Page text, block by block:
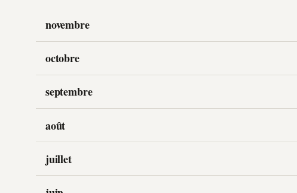
novembre
octobre
septembre
août
juillet